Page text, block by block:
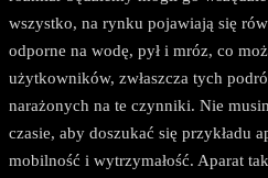
wszystko, na rynku pojawiają się
odporne na wodę, pył i mróz, co
użytkowników, zwłaszcza tych
narażonych na te czynniki. Nie
czasie, aby doszukać się przykładu
mobilność i wytrzymałość. Aparat